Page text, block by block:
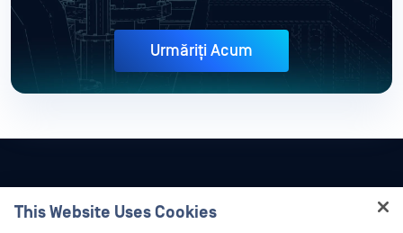
Urmăriți Acum
This Website Uses Cookies